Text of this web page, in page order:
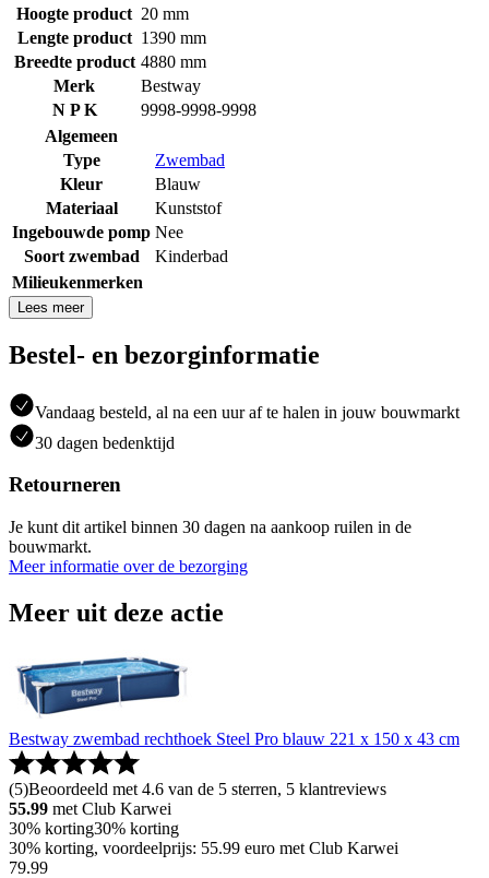
Hoogte product 20 mm
Lengte product 1390 mm
Breedte product 4880 mm
Merk
Bestway
N P K
9998-9998-9998
Algemeen
Type
Zwembad
Kleur
Blauw
Materiaal
Kunststof
Ingebouwde pomp Nee
Soort zwembad
Kinderbad
Milieukenmerken
Lees meer
Bestel- en bezorginformatie
Vandaag besteld, al na een uur af te halen in jouw bouwmarkt
30 dagen bedenktijd
Retourneren
Je kunt dit artikel binnen 30 dagen na aankoop ruilen in de
bouwmarkt.
Meer informatie over de bezorging
Meer uit deze actie
Bestway zwembad rechthoek Steel Pro blauw 221 x 150 x 43 cm
(5)Beoordeeld met 4.6 van de 5 sterren, 5 klantreviews
55.99 met Club Karwei
30% korting30% korting
30% korting, voordeelprijs: 55.99 euro met Club Karwei
79.99